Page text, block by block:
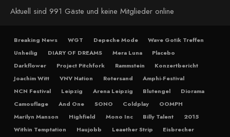
Aktuell sind 991 Gäste und keine Mitglieder online
Breaking News WGT Depeche Mode
Wave Gotik Treffen
Unheilig
DIARY OF DREAMS Mera Luna
Placebo
Darkflower
Project Pitchfork Rammstein
Konzertbericht
Joachim Witt
VNV Nation Rotersand
Amphi-Festival
NCN Festival
Leipzig Arena Leipzig Blutengel
Diorama
Camouflage
And One SONO Coldplay
OOMPH
Marilyn Manson
Highfield Mono Inc Billy Talent
2015
Within Temptation
Haujobb Leaether Strip
Eisbrecher